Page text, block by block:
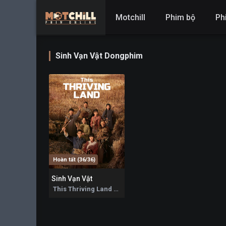
Motchill Phim bộ
Sinh Vạn Vật Dongphim
Hoàn tất (36/36)
Sinh Vạn Vật
This Thriving Land 2025